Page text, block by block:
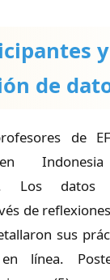
y
de
de
Los
de
sus
línea.